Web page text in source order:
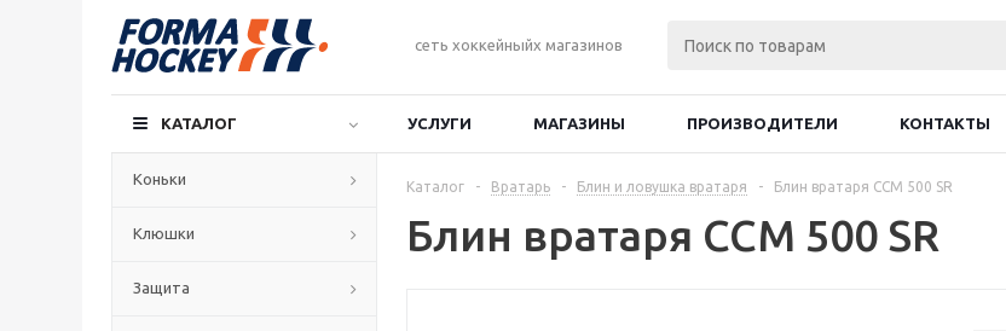
сеть хоккейныйх магазинов
КАТАЛОГ УСЛУГИ МАГАЗИНЫ ПРОИЗВОДИТЕЛИ КОНТАКТЫ
Коньки
Клюшки
Защита
Каталог - Вратарь - Блин и ловушка вратаря - Блин вратаря CCM 500 SR
Блин вратаря CCM 500 SR